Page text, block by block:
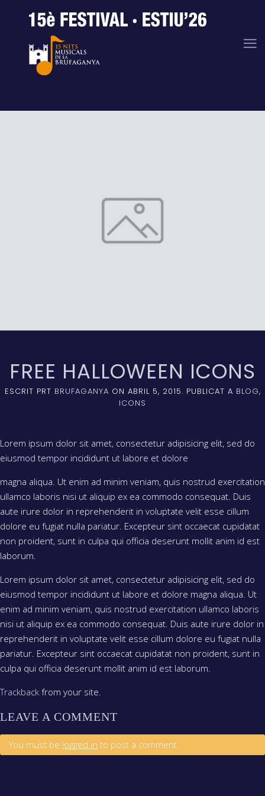
FREE HALLOWEEN ICONS
ESCRIT PRT BRUFAGANYA ON ABRIL 5, 2015. PUBLICAT A BLOG,
ICONS
Lorem ipsum dolor sit amet, consectetur adipisicing elit, sed do
eiusmod tempor incididunt ut labore et dolore
magna aliqua. Ut enim ad minim veniam, quis nostrud exercitation
ullamco laboris nisi ut aliquip ex ea commodo consequat. Duis
aute irure dolor in reprehenderit in voluptate velit esse cillum
dolore eu fugiat nulla pariatur. Excepteur sint occaecat cupidatat
non proident, sunt in culpa qui officia deserunt mollit anim id est
laborum.
Lorem ipsum dolor sit amet, consectetur adipisicing elit, sed do
eiusmod tempor incididunt ut labore et dolore magna aliqua. Ut
enim ad minim veniam, quis nostrud exercitation ullamco laboris
nisi ut aliquip ex ea commodo consequat. Duis aute irure dolor in
reprehenderit in voluptate velit esse cillum dolore eu fugiat nulla
pariatur. Excepteur sint occaecat cupidatat non proident, sunt in
culpa qui officia deserunt mollit anim id est laborum.
Trackback from your site.
LEAVE A COMMENT
You must be logged in to post a comment.